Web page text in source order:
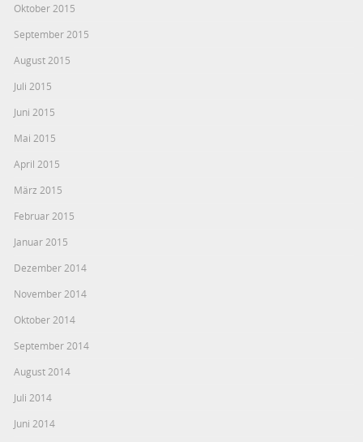
Oktober 2015
September 2015
August 2015
Juli 2015
Juni 2015
Mai 2015
April 2015
März 2015
Februar 2015
Januar 2015
Dezember 2014
November 2014
Oktober 2014
September 2014
August 2014
Juli 2014
Juni 2014